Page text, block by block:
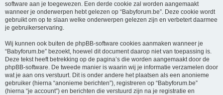
software aan je toegewezen. Een derde cookie zal worden aangemaakt
wanneer je onderwerpen hebt gelezen op “Babyforum.be”. Deze cookie wordt
gebruikt om op te slaan welke onderwerpen gelezen zijn en verbetert daarmee
je gebruikerservaring.
Wij kunnen ook buiten de phpBB-software cookies aanmaken wanneer je
“Babyforum.be” bezoekt, hoewel dit document daarop niet van toepassing is.
Deze tekst heeft betrekking op de pagina’s die worden aangemaakt door de
phpBB-software. De tweede manier is waarin wij je informatie verzamelen door
wat je aan ons verstuurt. Dit is onder andere het plaatsen als een anonieme
gebruiker (hierna “anonieme berichten”), registreren op “Babyforum.be”
(hierna “je account”) en berichten die verstuurd zijn na je registratie en